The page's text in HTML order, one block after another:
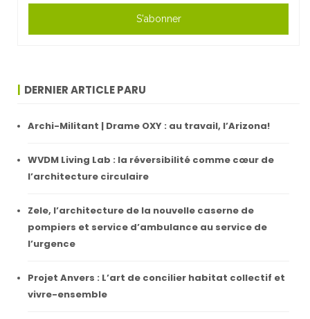
S'abonner
DERNIER ARTICLE PARU
Archi-Militant | Drame OXY : au travail, l’Arizona!
WVDM Living Lab : la réversibilité comme cœur de
l’architecture circulaire
Zele, l’architecture de la nouvelle caserne de
pompiers et service d’ambulance au service de
l’urgence
Projet Anvers : L’art de concilier habitat collectif et
vivre-ensemble